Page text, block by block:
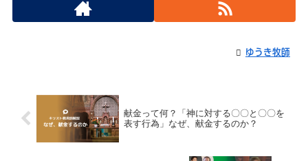
ゆうき牧師
献金って何？「神に対する〇〇と〇〇を
表す行為」なぜ、献金するのか？